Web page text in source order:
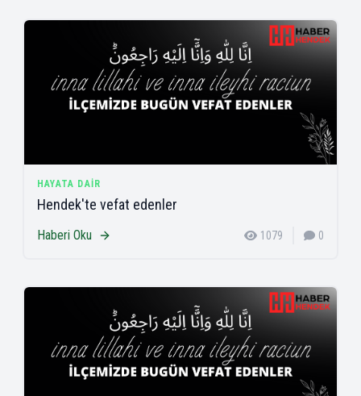
HAYATA DAIR
Hendek'te vefat edenler
Haberi Oku 1079 0